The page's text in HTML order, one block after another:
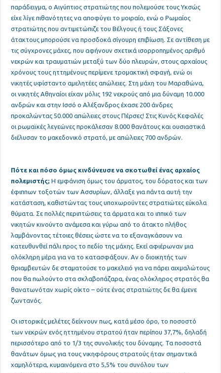
παράδειγμα, ο Αιγύπτιος στρατιώτης που πολεμούσε τους Υκσώς
είχε λίγε πιθανότητες να αποφύγει το μοιραίο, ενώ ο Ρωμαίος
στρατιώτης που αντιμετώπιζε του Βέλγους ή τους Σάξονες
άτακτους μπορούσε να προσδοκά σίγουρη επιβίωση. Σε αντίθεση με
τις σύγχρονες μάχες, που αφήνουν σχετικά ισορροπημένος αριθμό
νεκρών και τραυματιών μεταξύ των δύο πλευρών, στους αρχαίους
χρόνους τους ηττημένους περίμενε τρομακτική σφαγή, ενώ οι
νικητές υφίσταντο αμελητέες απώλειες. Στη μάχη του Μαραθώνα,
οι νικητές Αθηναίοι είχαν μόλις 192 νεκρούς από μια δύναμη 10.000
ανδρών και στην Ισσό ο Αλέξανδρος έχασε 200 άνδρες
προκαλώντας 50.000 απώλειες στους Πέρσες! Στις Κυνός Κεφαλές
οι ρωμαϊκές λεγεώνες προκάλεσαν 8.000 θανάτους και ουσιαστικά
διέλυσαν το μακεδονικό στρατό, με απώλειες 700 ανδρών.
Πότε και πόσο όμως κινδύνευσε να σκοτωθεί ένας αρχαίος
πολεμιστής;Η εμφάνιση όμως του άρματος, του δόρατος και των
έφιππων τοξοτών των Ασσυρίων, άλλαξε για πάντα αυτή την
κατάσταση, καθιστώντας τους υποχωρούντες στρατιώτες εύκολα
θύματα. Σε πολλές περιπτώσεις τα άρματα και το ιππικό των
νικητών κινούντο ανάμεσα και γύρω από το άτακτο πλήθος
λαμβάνοντας τέτοιες θέσεις ώστε να το εξαναγκάσουν να
κατευθυνθεί πάλι προς το πεδίο της μάχης. Εκεί αφιέρωναν μια
ολόκληρη μέρα για να το κατασφάξουν. Αν ο διοικητής των
θριαμβευτών δε σταματούσε το μακελειό για να πάρει αιχμαλώτους
που θα πωλούντο στα σκλαβοπάζαρα, ένας ολόκληρος στρατός θα
θανατωνόταν χωρίς οίκτο – ούτε ένας στρατιώτης δε θα έμενε
ζωντανός.
Οι ιστορικές μελέτες δείχνουν πως , κατά μέσο όρο, το ποσοστό
των νεκρών ενός ηττημένου στρατού ήταν περίπου 37,7%, δηλαδή
περισσότερο από το 1/3 της συνολικής του δύναμης. Τα ποσοστά
θανάτων όμως για τους νικηφόρους στρατούς ήταν σημαντικά
χαμηλότερα, κυμαινόμενα στο 5,5% του συνόλου των